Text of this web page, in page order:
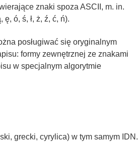
znaki spoza ASCII, m. in.
ó, ś, ł, ż, ź, ć, ń).
posługiwać się oryginalnym
formy zewnętrznej ze znakami
w specjalnym algorytmie
grecki, cyrylica) w tym samym IDN.